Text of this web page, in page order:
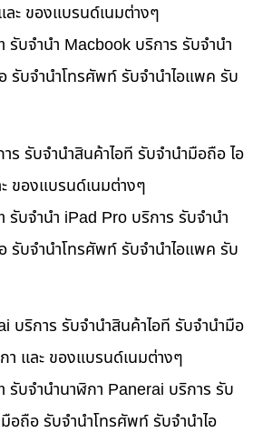
ะ ของแบรนด์เนมต่างๆ
บจำนำ Macbook บริการ รับจำนำ
รับจำนำโทรศัพท์ รับจำนำไอแพค รับ
ร รับจำนำสินค้าไอที รับจำนำมือถือ ไอ
ของแบรนด์เนมต่างๆ
บจำนำ iPad Pro บริการ รับจำนำ
รับจำนำโทรศัพท์ รับจำนำไอแพค รับ
บริการ รับจำนำสินค้าไอที รับจำนำมือ
า และ ของแบรนด์เนมต่างๆ
รับจำนำนาฬิกา Panerai บริการ รับ
อถือ รับจำนำโทรศัพท์ รับจำนำไอ